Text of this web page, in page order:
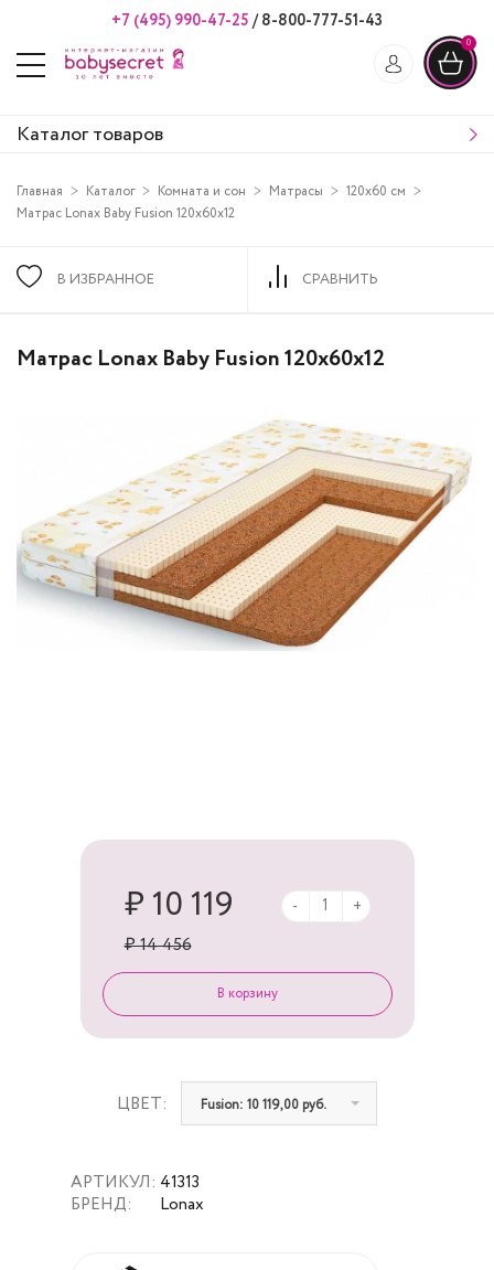
+7 (495) 990-47-25 /8-800-777-51-43
0
Каталог товаров
Главная Каталог Комната и сон Матрасы
120х60 см
Матрас Lonax Baby Fusion 120х60х12
В ИЗБРАННОЕ СРАВНИТЬ
Матрас Lonax Baby Fusion 120х60х12
АРТИКУЛ:
БРЕНД:
41313
Lonax
ЦВЕТ: Fusion: 10 119,00 руб.
₽ 10 119
₽ 14 456
- +